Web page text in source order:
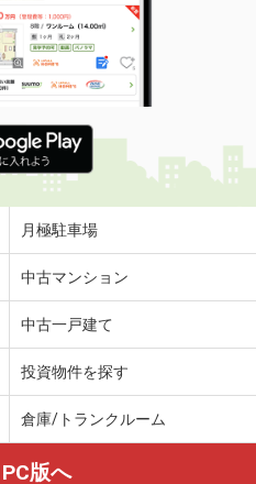
月極駐車場
中古マンション
中古一戸建て
投資物件を探す
倉庫/トランクルーム
PC版へ